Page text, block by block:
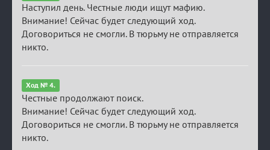
Наступил день. Честные люди ищут мафию.
Внимание! Сейчас будет следующий ход.
Договориться не смогли. В тюрьму не отправляется
никто.
Ход № 4.
Честные продолжают поиск.
Внимание! Сейчас будет следующий ход.
Договориться не смогли. В тюрьму не отправляется
никто.